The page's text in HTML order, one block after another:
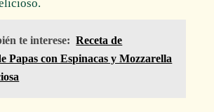
te interese: Receta de
Papas con Espinacas y Mozzarella